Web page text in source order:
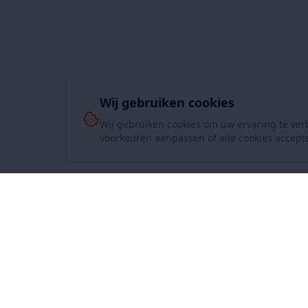
Wij gebruiken cookies
Wij gebruiken cookies om uw ervaring te
voorkeuren aanpassen of alle cookies